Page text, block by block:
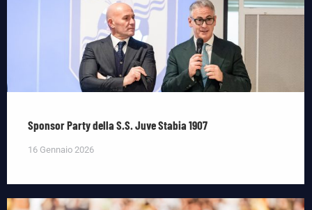
Sponsor Party della S.S. Juve Stabia 1907
16 Gennaio 2026